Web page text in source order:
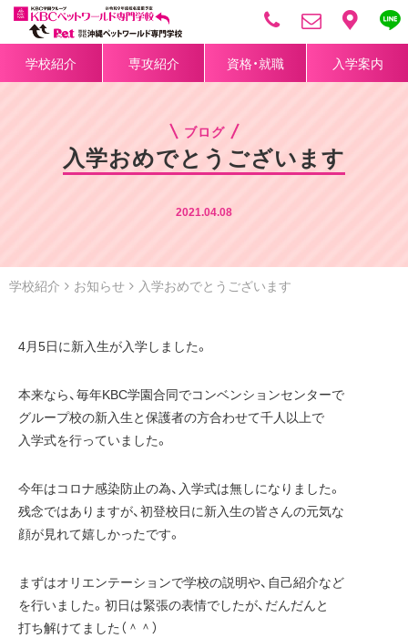
学校紹介 専攻紹介 資格・就職 入学案内
ブログ
入学おめでとうございます
2021.04.08
学校紹介 お知らせ 入学おめでとうございます
4月5日に新入生が入学しました。
本来なら、毎年KBC学園合同でコンベンションセンターで
グループ校の新入生と保護者の方合わせて千人以上で
入学式を行っていました。
今年はコロナ感染防止の為、入学式は無しになりました。
残念ではありますが、初登校日に新入生の皆さんの元気な
顔が見れて嬉しかったです。
まずはオリエンテーションで学校の説明や、自己紹介など
を行いました。初日は緊張の表情でしたが、だんだんと
打ち解けてました（＾＾）